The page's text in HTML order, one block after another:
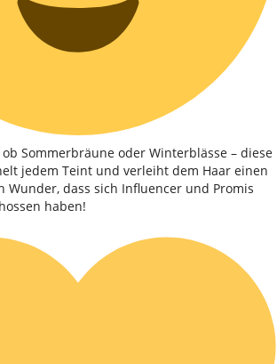
ob Sommerbräune oder Winterblässe – diese
jedem Teint und verleiht dem Haar einen
Wunder, dass sich Influencer und Promis
haben!